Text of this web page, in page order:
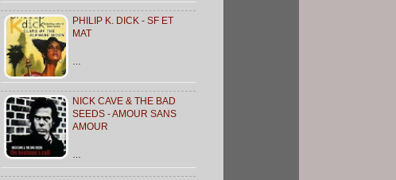
PHILIP K. DICK - SF ET
MAT
NICK CAVE & THE BAD
SEEDS - AMOUR SANS
AMOUR